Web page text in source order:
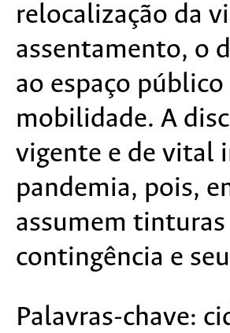
relocalização da
assentamento, o
ao espaço
mobilidade. A
vigente e de vital
pandemia, pois,
assumem
contingência e
Palavras-chave: